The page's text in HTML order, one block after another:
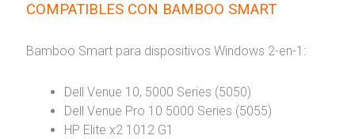
COMPATIBLES CON BAMBOO SMART
Bamboo Smart para dispositivos Windows 2-en-1:
Dell Venue 10, 5000 Series (5050)
Dell Venue Pro 10 5000 Series (5055)
HP Elite x2 1012 G1